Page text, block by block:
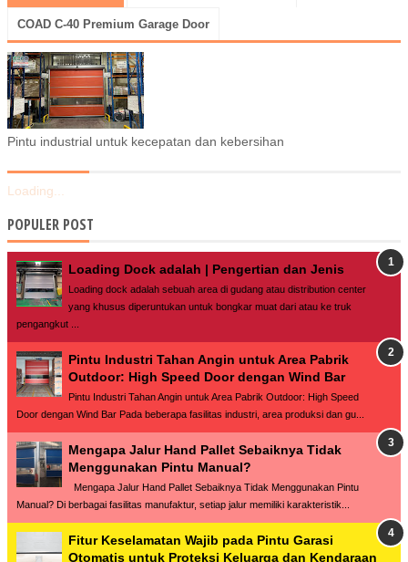
COAD C-40 Premium Garage Door
Pintu industrial untuk kecepatan dan kebersihan
Loading...
POPULER POST
Loading Dock adalah | Pengertian dan Jenis
Loading dock adalah sebuah area di gudang atau distribution center
yang khusus diperuntukan untuk bongkar muat dari atau ke truk
pengangkut ...
Pintu Industri Tahan Angin untuk Area Pabrik
Outdoor: High Speed Door dengan Wind Bar
Pintu Industri Tahan Angin untuk Area Pabrik Outdoor: High Speed
Door dengan Wind Bar Pada beberapa fasilitas industri, area produksi dan gu...
Mengapa Jalur Hand Pallet Sebaiknya Tidak
Menggunakan Pintu Manual?
Mengapa Jalur Hand Pallet Sebaiknya Tidak Menggunakan Pintu
Manual? Di berbagai fasilitas manufaktur, setiap jalur memiliki karakteristik...
Fitur Keselamatan Wajib pada Pintu Garasi
Otomatis untuk Proteksi Keluarga dan Kendaraan